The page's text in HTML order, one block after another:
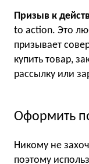
Призыв к
to action. Это
призывает
купить товар,
рассылку или
Оформить
Никому не
поэтому